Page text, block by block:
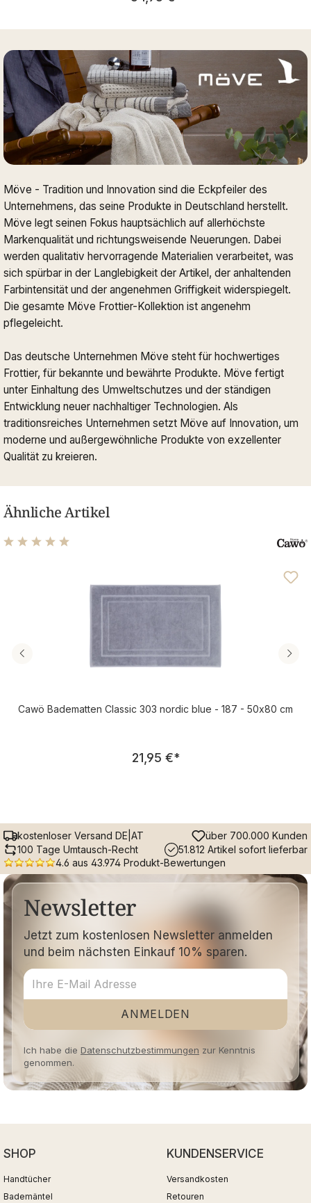
Möve - Tradition und Innovation sind die Eckpfeiler des
Unternehmens, das seine Produkte in Deutschland herstellt.
Möve legt seinen Fokus hauptsächlich auf allerhöchste
Markenqualität und richtungsweisende Neuerungen. Dabei
werden qualitativ hervorragende Materialien verarbeitet, was
sich spürbar in der Langlebigkeit der Artikel, der anhaltenden
Farbintensität und der angenehmen Griffigkeit widerspiegelt.
Die gesamte Möve Frottier-Kollektion ist angenehm
pflegeleicht.
Das deutsche Unternehmen Möve steht für hochwertiges
Frottier, für bekannte und bewährte Produkte. Möve fertigt
unter Einhaltung des Umweltschutzes und der ständigen
Entwicklung neuer nachhaltiger Technologien. Als
traditionsreiches Unternehmen setzt Möve auf Innovation, um
moderne und außergewöhnliche Produkte von exzellenter
Qualität zu kreieren.
Ähnliche Artikel
Cawö Badematten Classic 303 nordic blue - 187 - 50x80 cm
Regulärer Preis:
21,95 €*
kostenloser Versand DE|AT
über 700.000 Kunden
100 Tage Umtausch-Recht
51.812 Artikel sofort lieferbar
4.6 aus 43.974 Produkt-Bewertungen
Newsletter
Jetzt zum kostenlosen Newsletter anmelden
und beim nächsten Einkauf 10% sparen.
ANMELDEN
Ich habe die Datenschutzbestimmungen zur Kenntnis
genommen.
SHOP
Handtücher
Bademäntel
KUNDENSERVICE
Versandkosten
Retouren